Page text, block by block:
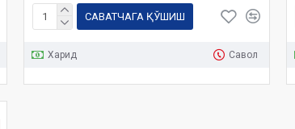
САВАТЧАГА ҚЎШИШ
Харид Савол